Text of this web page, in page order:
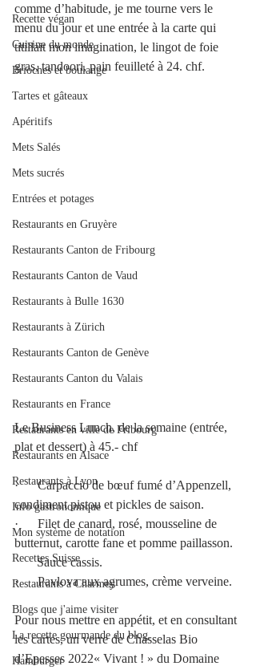
Recette végan
Cuisine du monde
Brioches et boulange
Tartes et gâteaux
Apéritifs
Mets Salés
Mets sucrés
Entrées et potages
Restaurants en Gruyère
Restaurants Canton de Fribourg
Restaurants Canton de Vaud
Restaurants à Bulle 1630
Restaurants à Zürich
Restaurants Canton de Genève
Restaurants Canton du Valais
Restaurants en France
Restaurants en ville de Fribourg
Restaurants en Alsace
Restaurants à Lyon
Info gastronomique
Mon système de notation
Recettes Suisse
Restaurants à Charmey
Blogs que j'aime visiter
La recette gourmande du blog.
Hamburger
comme d’habitude, je me tourne vers le
menu du jour et une entrée à la carte qui
titillait mon imagination, le lingot de foie
gras, tandoori, pain feuilleté à 24. chf.
Le Business Lunch, de la semaine (entrée,
plat et dessert) à 45.- chf
·      Carpaccio de bœuf fumé d’Appenzell,
condiment pistou et pickles de saison.
·      Filet de canard, rosé, mousseline de
butternut, carotte fane et pomme paillasson.
       Sauce cassis.
·      Pavlova aux agrumes, crème verveine.
Pour nous mettre en appétit, et en consultant
les cartes, un verre de Chasselas Bio
d’Epesses 2022« Vivant ! » du Domaine